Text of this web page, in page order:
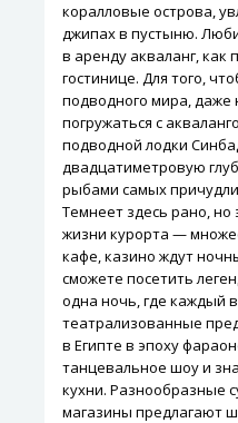
коралловые острова,
джипах в пустыню.
в аренду акваланг, как
гостинице. Для того,
подводного мира, даже
погружаться с
подводной лодки
двадцатиметровую
рыбами самых
Темнеет здесь рано, но
жизни курорта —
кафе, казино ждут
сможете посетить
одна ночь, где каждый
театрализованные
в Египте в эпоху
танцевальное шоу и
кухни. Разнообразные
магазины предлагают